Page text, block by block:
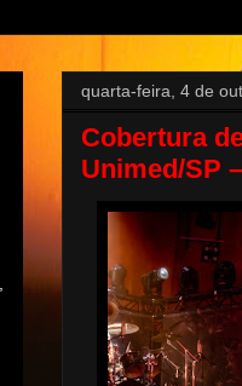
quarta-feira, 4 de
Cobertura
Unimed/SP